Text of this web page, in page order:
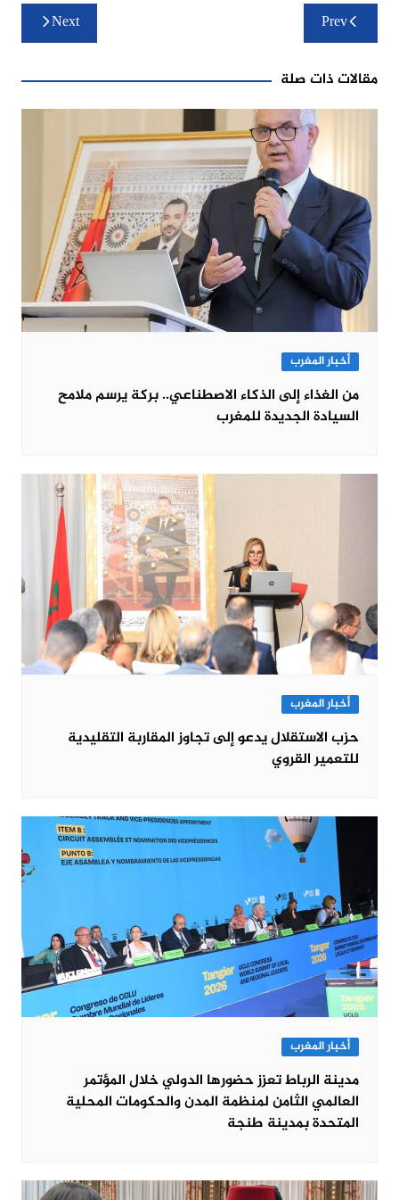
تصفّح
المقالاتPrev
Next
مقالات ذات صلة
أخبار المغرب
من الغذاء إلى الذكاء الاصطناعي.. بركة يرسم ملامح
السيادة الجديدة للمغرب
أخبار المغرب
حزب الاستقلال يدعو إلى تجاوز المقاربة التقليدية
للتعمير القروي
أخبار المغرب
مدينة الرباط تعزز حضورها الدولي خلال المؤتمر
العالمي الثامن لمنظمة المدن والحكومات المحلية
المتحدة بمدينة طنجة